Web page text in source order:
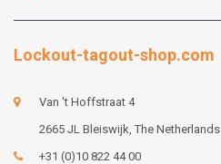
Lockout-tagout-shop.com
Van 't Hoffstraat 4
2665 JL Bleiswijk, The Netherlands
+31 (0)10 822 44 00